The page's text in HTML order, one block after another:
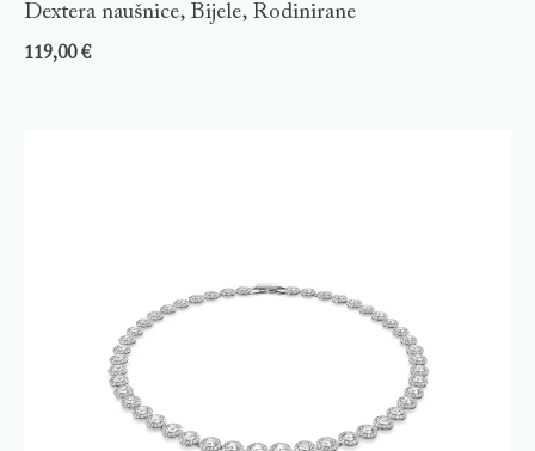
Dextera naušnice, Bijele, Rodinirane
119,00€